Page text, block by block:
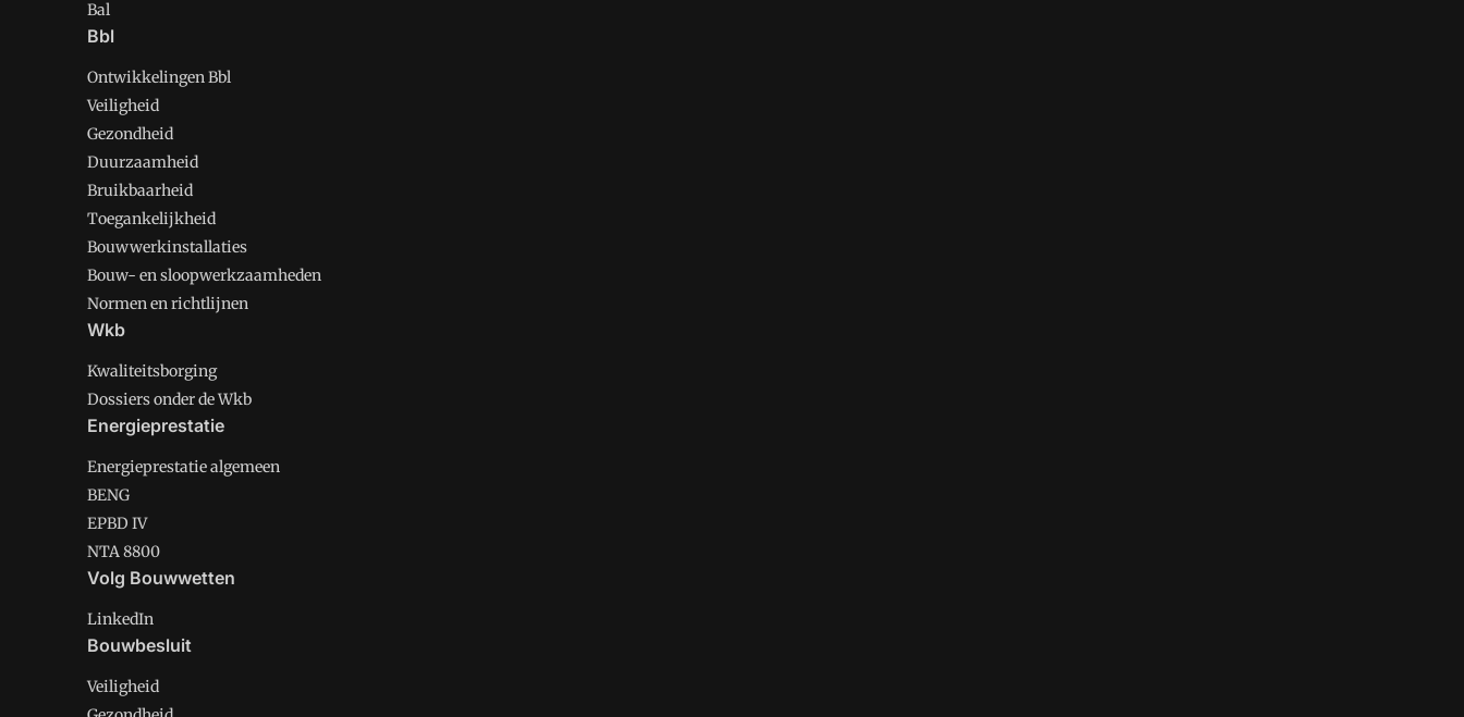
Bal
Bbl
Ontwikkelingen Bbl
Veiligheid
Gezondheid
Duurzaamheid
Bruikbaarheid
Toegankelijkheid
Bouwwerkinstallaties
Bouw- en sloopwerkzaamheden
Normen en richtlijnen
Wkb
Kwaliteitsborging
Dossiers onder de Wkb
Energieprestatie
Energieprestatie algemeen
BENG
EPBD IV
NTA 8800
Volg Bouwwetten
LinkedIn
Bouwbesluit
Veiligheid